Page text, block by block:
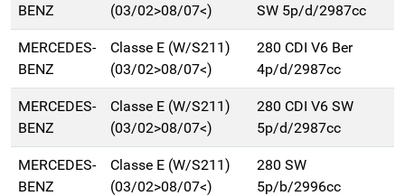
BENZ
(03/02>08/07<)
SW 5p/d/2987cc
MERCEDES-
BENZ
Classe E (W/S211)
(03/02>08/07<)
280 CDI V6 Ber
4p/d/2987cc
MERCEDES-
BENZ
Classe E (W/S211)
(03/02>08/07<)
280 CDI V6 SW
5p/d/2987cc
MERCEDES-
BENZ
Classe E (W/S211)
(03/02>08/07<)
280 SW
5p/b/2996cc